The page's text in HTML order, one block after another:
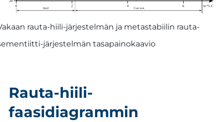
rauta-hiili-järjestelmän ja metastabiilin rauta-
järjestelmän tasapainokaavio
Rauta-hiili-
faasidiagrammin